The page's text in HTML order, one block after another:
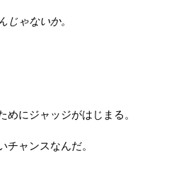
ゃないか。
にジャッジがはじまる。
チャンスなんだ。